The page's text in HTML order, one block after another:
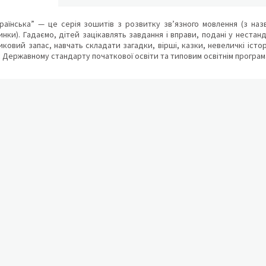
— це серія зошитів з розвитку зв’язного мовлення (з
Гадаємо, дітей зацікавлять завдання і вправи, подані у
запас, навчать складати загадки, вірші, казки, невеличкі
стандарту початкової освіти та типовим освітнім